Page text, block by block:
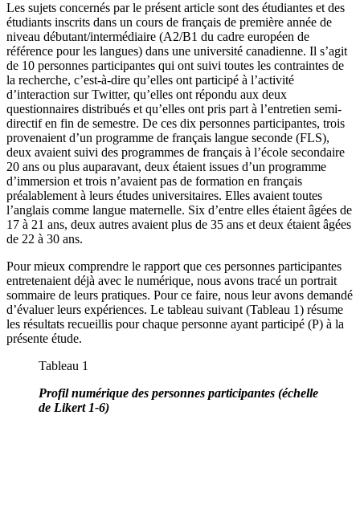
Les sujets concernés par le présent article sont des étudiantes et des
étudiants inscrits dans un cours de français de première année de
niveau débutant/intermédiaire (A2/B1 du cadre européen de
référence pour les langues) dans une université canadienne. Il s’agit
de 10 personnes participantes qui ont suivi toutes les contraintes de
la recherche, c’est-à-dire qu’elles ont participé à l’activité
d’interaction sur Twitter, qu’elles ont répondu aux deux
questionnaires distribués et qu’elles ont pris part à l’entretien semi-
directif en fin de semestre. De ces dix personnes participantes, trois
provenaient d’un programme de français langue seconde (FLS),
deux avaient suivi des programmes de français à l’école secondaire
20 ans ou plus auparavant, deux étaient issues d’un programme
d’immersion et trois n’avaient pas de formation en français
préalablement à leurs études universitaires. Elles avaient toutes
l’anglais comme langue maternelle. Six d’entre elles étaient âgées de
17 à 21 ans, deux autres avaient plus de 35 ans et deux étaient âgées
de 22 à 30 ans.
Pour mieux comprendre le rapport que ces personnes participantes
entretenaient déjà avec le numérique, nous avons tracé un portrait
sommaire de leurs pratiques. Pour ce faire, nous leur avons demandé
d’évaluer leurs expériences. Le tableau suivant (Tableau 1) résume
les résultats recueillis pour chaque personne ayant participé (P) à la
présente étude.
Tableau 1
Profil numérique des personnes participantes (échelle
de Likert 1-6)